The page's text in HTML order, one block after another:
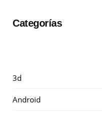
Categorías
3d
Android